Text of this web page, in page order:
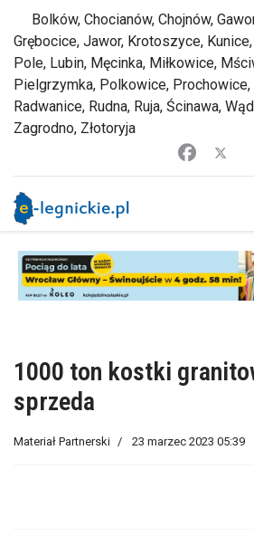
Bolków, Chocianów, Chojnów,
Grębocice, Jawor, Krotoszyce,
Pole, Lubin, Męcinka, Miłkowice,
Pielgrzymka, Polkowice,
Radwanice, Rudna, Ruja, Ścinawa,
Zagrodno, Złotoryja
1000 ton kostki
sprzeda
Materiał Partnerski 23 marzec 2023 05:39